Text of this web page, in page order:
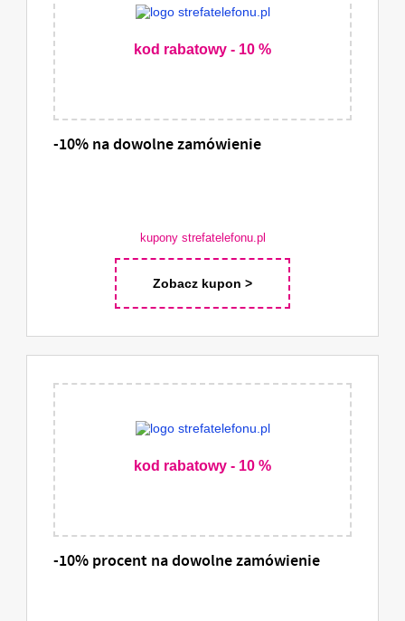
kod rabatowy - 10 %
-10% na dowolne zamówienie
kupony strefatelefonu.pl
Zobacz kupon >
kod rabatowy - 10 %
-10% procent na dowolne zamówienie